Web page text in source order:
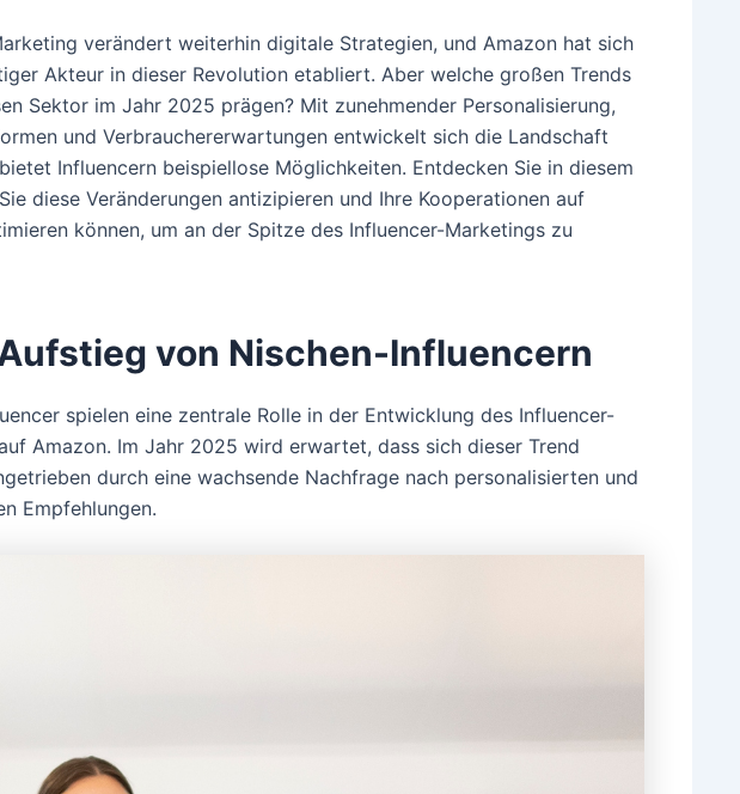
verändert weiterhin digitale Strategien, und Amazon hat sich
Akteur in dieser Revolution etabliert. Aber welche großen Trends
Sektor im Jahr 2025 prägen? Mit zunehmender Personalisierung,
und Verbrauchererwartungen entwickelt sich die Landschaft
Influencern beispiellose Möglichkeiten. Entdecken Sie in diesem
diese Veränderungen antizipieren und Ihre Kooperationen auf
können, um an der Spitze des Influencer-Marketings zu
Aufstieg von Nischen-Influencern
spielen eine zentrale Rolle in der Entwicklung des Influencer-
Amazon. Im Jahr 2025 wird erwartet, dass sich dieser Trend
durch eine wachsende Nachfrage nach personalisierten und
Empfehlungen.